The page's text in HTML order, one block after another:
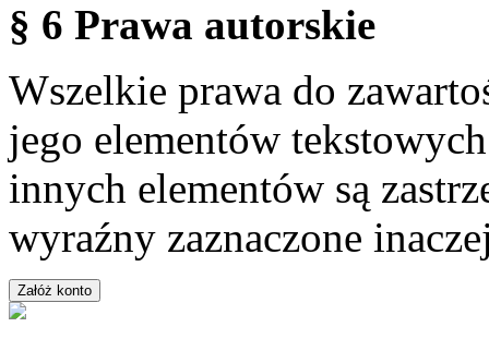
§ 6 Prawa autorskie
Wszelkie prawa do
jego elementów
innych elementów są
wyraźny zaznaczone